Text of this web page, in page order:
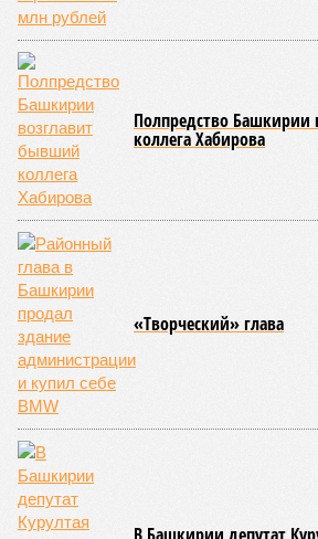
входящие в состав Восточного выезда,
водителей в течение 25 лет.
магистрали составляет 13,9 км.
открыто в марте 2024 года.
Отдельным требованием в иске
признать, что обязательства по
объекте исполнены в полном объёме.
компания просит закрепить в судебном
В качестве третьих лиц в деле
санкт-петербургское АО «Ленстрой»,
Башкирии и Транспортная дирекция
разбирательство затрагивает как
обязательства по проекту, так и
реализации концессионного
Соглашение по Восточному выезду
году на Петербургском
форуме. Проект предусматривал
строительства автодорожного
км, возведение мостового перехода
эстакадной частью протяжённостью